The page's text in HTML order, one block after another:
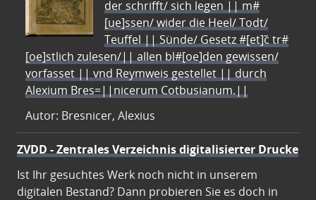
der schrifft/ sich legen || m#
[ue]ssen/ wider die Heel/ Todt/
Teuffel || Sünde/ Gesetz #[et]c̃ tr#
[oe]stlich zulesen/|| allen bl#[oe]den gewissen/
vorfasset || vnd Reymweis gestellet || durch
Alexium Bres=||nicerum Cotbusianum.||
Autor: Bresnicer, Alexius
ZVDD - Zentrales Verzeichnis digitalisierter Drucke
Ist Ihr gesuchtes Werk noch nicht in unserem
digitalen Bestand? Dann probieren Sie es doch in